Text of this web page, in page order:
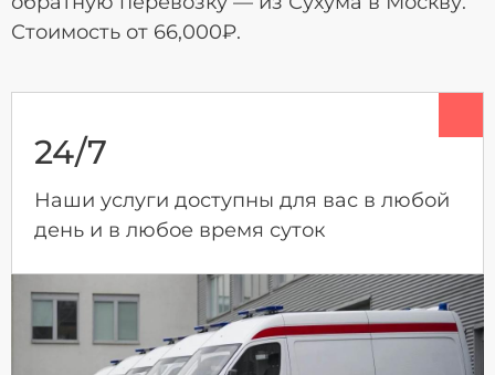
24/7
Наши услуги доступны для вас в любой
день и в любое время суток
Стоимость от 66,000₽.